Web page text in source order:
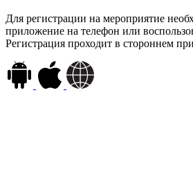
Для регистрации на мероприятие
приложение на телефон или
Регистрация проходит в стороннем